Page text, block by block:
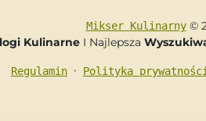
Mikser Kulinarny©
Kulinarne I Najlepsza
Regulamin • Polityka prywatności